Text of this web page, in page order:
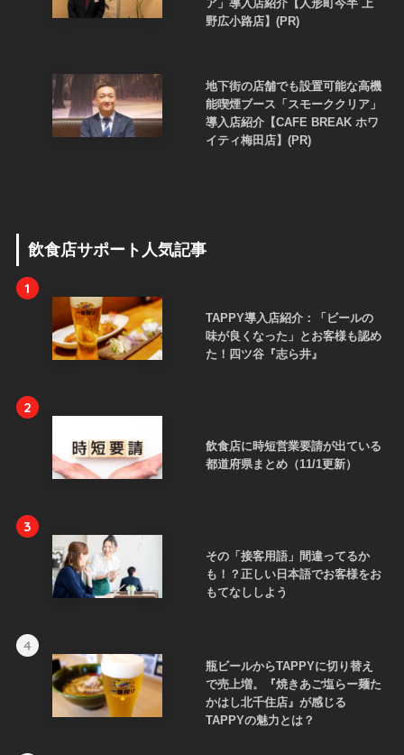
ア」導入店紹介【人形町今半 上
野広小路店】(PR)
地下街の店舗でも設置可能な高機
能喫煙ブース「スモーククリア」
導入店紹介【CAFE BREAK ホワ
イティ梅田店】(PR)
飲食店サポート人気記事
1
TAPPY導入店紹介：「ビールの
味が良くなった」とお客様も認め
た！四ツ谷『志ら井』
2
飲食店に時短営業要請が出ている
都道府県まとめ（11/1更新）
3
その「接客用語」間違ってるか
も！？正しい日本語でお客様をお
もてなししよう
4
瓶ビールからTAPPYに切り替え
で売上増。『焼きあご塩らー麺た
かはし北千住店』が感じる
TAPPYの魅力とは？